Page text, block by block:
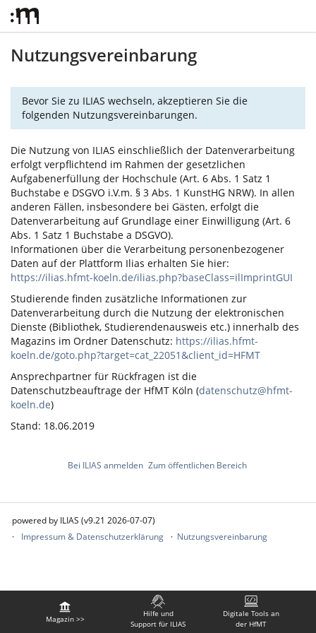
Magazin >>
Hilfe und
Support für ILIAS
Digitale Tools an
der HfMT
Nutzungsvereinbarung
Bevor Sie zu ILIAS wechseln, akzeptieren Sie die
folgenden Nutzungsvereinbarungen.
Die Nutzung von ILIAS einschließlich der Datenverarbeitung
erfolgt verpflichtend im Rahmen der gesetzlichen
Aufgabenerfüllung der Hochschule (Art. 6 Abs. 1 Satz 1
Buchstabe e DSGVO i.V.m. § 3 Abs. 1 KunstHG NRW). In allen
anderen Fällen, insbesondere bei Gästen, erfolgt die
Datenverarbeitung auf Grundlage einer Einwilligung (Art. 6
Abs. 1 Satz 1 Buchstabe a DSGVO).
Informationen über die Verarbeitung personenbezogener
Daten auf der Plattform Ilias erhalten Sie hier:
https://ilias.hfmt-koeln.de/ilias.php?baseClass=ilImprintGUI
Studierende finden zusätzliche Informationen zur
Datenverarbeitung durch die Nutzung der elektronischen
Dienste (Bibliothek, Studierendenausweis etc.) innerhalb des
Magazins im Ordner Datenschutz: https://ilias.hfmt-
koeln.de/goto.php?target=cat_22051&client_id=HFMT
Ansprechpartner für Rückfragen ist die
Datenschutzbeauftrage der HfMT Köln (datenschutz@hfmt-
koeln.de)
Stand: 18.06.2019
Bei ILIAS anmelden Zum öffentlichen Bereich
powered by ILIAS (v9.21 2026-07-07)
Impressum & Datenschutzerklärung
Nutzungsvereinbarung